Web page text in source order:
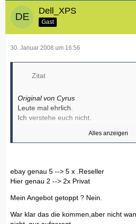
Dell_XPS
Gast
30. Januar 2008 um 16:56
Zitat
Original von Cyrus
Leute mal ehrlich.
Ich verstehe euch nicht.
Es war doch schon bei
Durch die schwache
sich bei hohen auflösungen schwer tun.
8800GTX kommen sollte.
Nun ist sie da und nicht wenige sind
Das kann ich nicht verstehen da
Alles anzeigen
ebay genau 5 --> 5 x .Reseller
Hier genau 2 --> 2x Privat
Mein Angebot getoppt ? Nein.
War klar das die kommen,aber nicht